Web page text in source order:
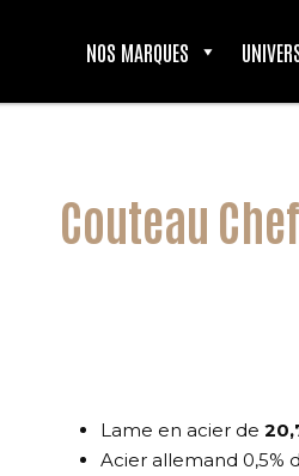
NOS MARQUES
Couteau
Lame en acier de
Acier allemand 0,5%